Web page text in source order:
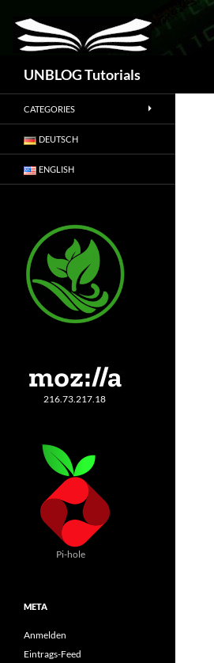
UNBLOG Tutorials
Suchen
CATEGORIES
DEUTSCH
ENGLISH
216.73.217.18
Pi-hole
META
Anmelden
Eintrags-Feed